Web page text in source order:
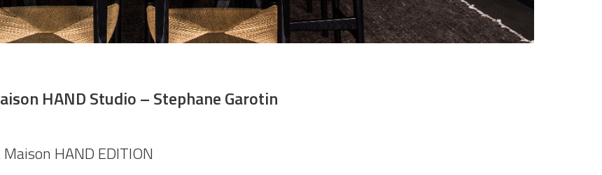
HAND Studio – Stephane Garotin
HAND EDITION